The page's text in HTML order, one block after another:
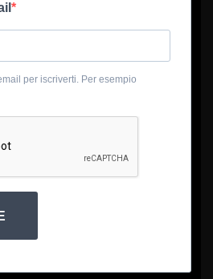
per iscriverti. Per esempio